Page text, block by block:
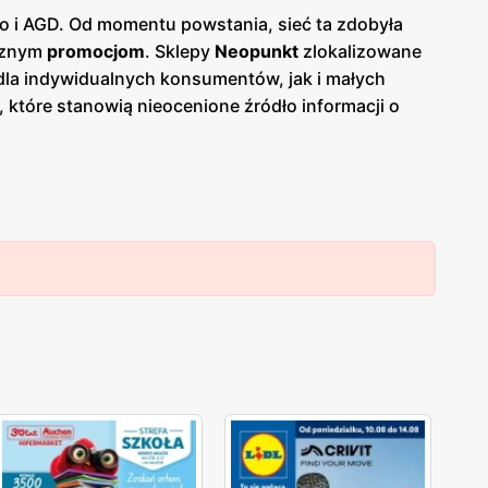
AGD. Od momentu powstania, sieć ta zdobyła
promocjom. Sklepy Neopunkt zlokalizowane
indywidualnych konsumentów, jak i małych
, które stanowią nieocenione źródło informacji o
ofert i planowanie zakupów w sposób
Dodatkowo, wykwalifikowana kadra
elektronicznego. Klienci mogą również liczyć na
Warto także zwrócić uwagę na szeroką gamę
jest kluczowe dla utrzymania sprzętu w
z licznych zniżek, co czyni zakupy
które warto odwiedzać regularnie, ciesząc się